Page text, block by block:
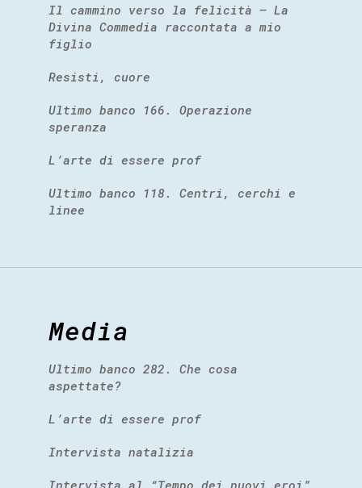
Il cammino verso la felicità – La
Divina Commedia raccontata a mio
figlio
Resisti, cuore
Ultimo banco 166. Operazione
speranza
L’arte di essere prof
Ultimo banco 118. Centri, cerchi e
linee
Media
Ultimo banco 282. Che cosa
aspettate?
L’arte di essere prof
Intervista natalizia
Intervista al “Tempo dei nuovi eroi”